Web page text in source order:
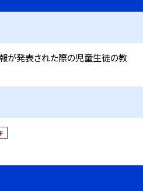
が発表された際の児童生徒の教